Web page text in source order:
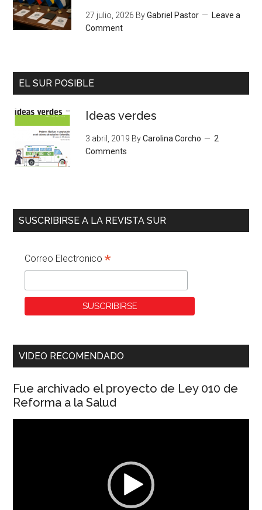
27 julio, 2026 ByGabriel Pastor
Leave a
Comment
EL SUR POSIBLE
Ideas verdes
3 abril, 2019 ByCarolina Corcho
2
Comments
SUSCRIBIRSE A LA REVISTA SUR
Correo Electronico*
VIDEO RECOMENDADO
Fue archivado el proyecto de Ley 010 de
Reforma a la Salud